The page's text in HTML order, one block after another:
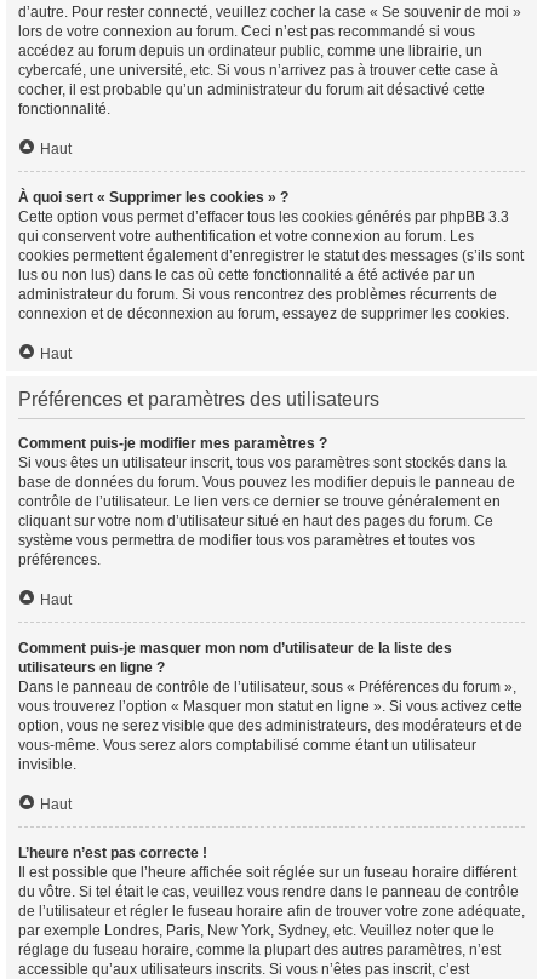
d’autre. Pour rester connecté, veuillez cocher la case « Se souvenir de moi »
lors de votre connexion au forum. Ceci n’est pas recommandé si vous
accédez au forum depuis un ordinateur public, comme une librairie, un
cybercafé, une université, etc. Si vous n’arrivez pas à trouver cette case à
cocher, il est probable qu’un administrateur du forum ait désactivé cette
fonctionnalité.
Haut
À quoi sert « Supprimer les cookies » ?
Cette option vous permet d’effacer tous les cookies générés par phpBB 3.3
qui conservent votre authentification et votre connexion au forum. Les
cookies permettent également d’enregistrer le statut des messages (s’ils sont
lus ou non lus) dans le cas où cette fonctionnalité a été activée par un
administrateur du forum. Si vous rencontrez des problèmes récurrents de
connexion et de déconnexion au forum, essayez de supprimer les cookies.
Haut
Préférences et paramètres des utilisateurs
Comment puis-je modifier mes paramètres ?
Si vous êtes un utilisateur inscrit, tous vos paramètres sont stockés dans la
base de données du forum. Vous pouvez les modifier depuis le panneau de
contrôle de l’utilisateur. Le lien vers ce dernier se trouve généralement en
cliquant sur votre nom d’utilisateur situé en haut des pages du forum. Ce
système vous permettra de modifier tous vos paramètres et toutes vos
préférences.
Haut
Comment puis-je masquer mon nom d’utilisateur de la liste des
utilisateurs en ligne ?
Dans le panneau de contrôle de l’utilisateur, sous « Préférences du forum »,
vous trouverez l’option « Masquer mon statut en ligne ». Si vous activez cette
option, vous ne serez visible que des administrateurs, des modérateurs et de
vous-même. Vous serez alors comptabilisé comme étant un utilisateur
invisible.
Haut
L’heure n’est pas correcte !
Il est possible que l’heure affichée soit réglée sur un fuseau horaire différent
du vôtre. Si tel était le cas, veuillez vous rendre dans le panneau de contrôle
de l’utilisateur et régler le fuseau horaire afin de trouver votre zone adéquate,
par exemple Londres, Paris, New York, Sydney, etc. Veuillez noter que le
réglage du fuseau horaire, comme la plupart des autres paramètres, n’est
accessible qu’aux utilisateurs inscrits. Si vous n’êtes pas inscrit, c’est